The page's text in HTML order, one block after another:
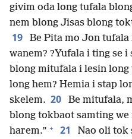
givim oda long tufala
nem blong Jisas blong
19
Be Pita mo Jon tufala
wanem? ?Yufala i ting se
blong mitufala i lesin
long hem? Hemia i stap
skelem. 20
Be mitufala,
blong tokbaot samting
harem.” + 21
Nao oli tok